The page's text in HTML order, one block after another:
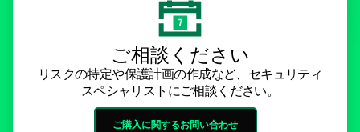
ご相談ください
リスクの特定や保護計画の作成など、セキュリティ
スペシャリストにご相談ください。
ご購入に関するお問い合わせ